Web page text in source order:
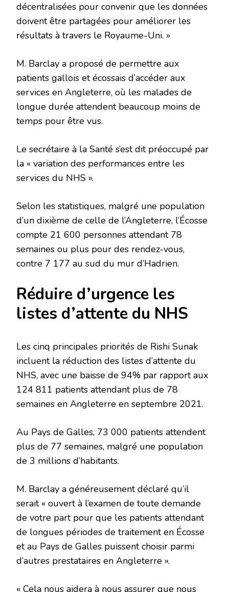
décentralisées pour convenir que les données
doivent être partagées pour améliorer les
résultats à travers le Royaume-Uni. »
M. Barclay a proposé de permettre aux
patients gallois et écossais d’accéder aux
services en Angleterre, où les malades de
longue durée attendent beaucoup moins de
temps pour être vus.
Le secrétaire à la Santé s’est dit préoccupé par
la « variation des performances entre les
services du NHS ».
Selon les statistiques, malgré une population
d’un dixième de celle de l’Angleterre, l’Écosse
compte 21 600 personnes attendant 78
semaines ou plus pour des rendez-vous,
contre 7 177 au sud du mur d’Hadrien.
Réduire d’urgence les
listes d’attente du NHS
Les cinq principales priorités de Rishi Sunak
incluent la réduction des listes d’attente du
NHS, avec une baisse de 94% par rapport aux
124 811 patients attendant plus de 78
semaines en Angleterre en septembre 2021.
Au Pays de Galles, 73 000 patients attendent
plus de 77 semaines, malgré une population
de 3 millions d’habitants.
M. Barclay a généreusement déclaré qu’il
serait « ouvert à l’examen de toute demande
de votre part pour que les patients attendant
de longues périodes de traitement en Écosse
et au Pays de Galles puissent choisir parmi
d’autres prestataires en Angleterre ».
« Cela nous aidera à nous assurer que nous